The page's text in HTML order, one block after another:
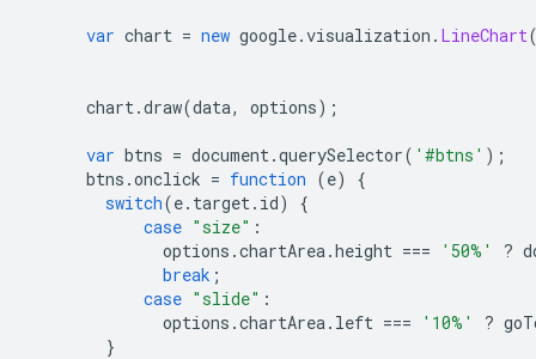
var chart = new google.visualization . LineChart
chart.draw(data, options);
var btns = document.querySelector( '#btns' );
btns .onclick = function (e)
{
switch(e. target. id)
{
case "size" :
options .chartArea.height === '50%' ?
break ;
case "slide" :
options .chartArea. left === '10%' ?
}